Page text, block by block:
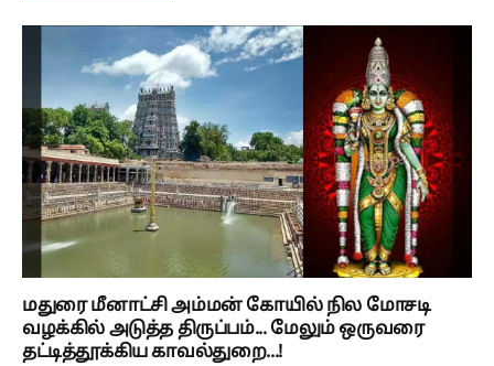
மதுரை மீனாட்சி அம்மன் கோயில் நில மோசடி
வழக்கில் அடுத்த திருப்பம்... மேலும் ஒருவரை
தட்டித்தூக்கிய காவல்துறை...!